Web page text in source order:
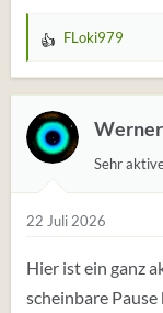
W
r
t
u
n
e
n
:
FLoki979
Werner
Sehr
22 Juli 2026
Hier ist ein ganz
scheinbare